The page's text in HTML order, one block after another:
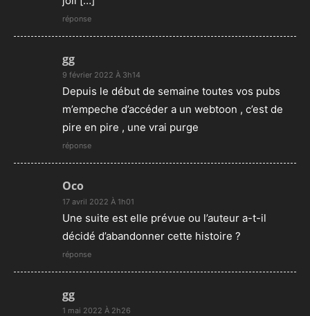
réponse
gg
9 février 2022 À 3h14
Depuis le début de semaine toutes vos pubs
m’empeche d’accéder a un webtoon , c’est de
pire en pire , une vrai purge
réponse
Oco
17 avril 2022 À 1h01
Une suite est elle prévue ou l’auteur a-t-il
décidé d’abandonner cette histoire ?
réponse
gg
1 mai 2022 À 2h26